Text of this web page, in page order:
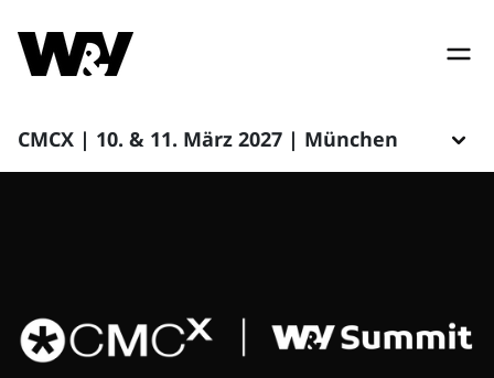
CMCX | 10. & 11. März 2027 | München